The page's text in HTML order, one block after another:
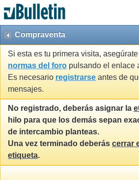
Compraventa
Si esta es tu primera visita,
normas del foro pulsando el enlace
Es necesario registrarse antes de
mensajes.
No registrado, deberás asignar la
hilo para que los demás sepan
de intercambio planteas.
Una vez terminado deberás cerrar
etiqueta.